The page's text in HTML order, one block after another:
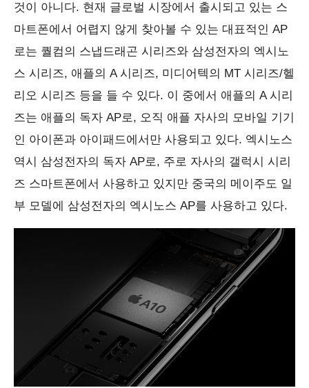
것이 아니다. 현재 글로벌 시장에서 출시되고 있는 스
마트폰에서 어렵지 않게 찾아볼 수 있는 대표적인 AP
로는 퀄컴의 스냅드래곤 시리즈와 삼성전자의 엑시노
스 시리즈, 애플의 A 시리즈, 미디어텍의 MT 시리즈/헬
리오 시리즈 등을 들 수 있다. 이 중에서 애플의 A 시리
즈는 애플의 독자 AP로, 오직 애플 자사의 모바일 기기
인 아이폰과 아이패드에서만 사용되고 있다. 엑시노스
역시 삼성전자의 독자 AP로, 주로 자사의 갤럭시 시리
즈 스마트폰에서 사용하고 있지만 중국의 메이주도 일
부 모델에 삼성전자의 엑시노스 AP를 사용하고 있다.